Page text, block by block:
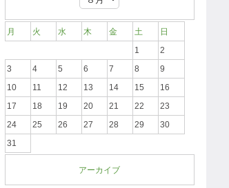
月 火 水 木 金 土
日
1
2
3
4 5 6 7 8
9
10
11 12 13 14 15
16
17
18 19 20 21 22
23
24
25 26 27 28 29
30
31
アーカイブ